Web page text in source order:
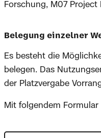
Forschung, M07
Belegung einzelner
Es besteht die
belegen. Das
der Platzvergabe
Mit folgendem